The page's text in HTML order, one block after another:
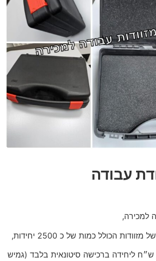
עבודה
למכירה,
הכולל כמות של כ 2500 יחידות,
נמכר במחיר של 2 ש״ח ליחידה ברכישה סיטונאית בלבד (גמיש